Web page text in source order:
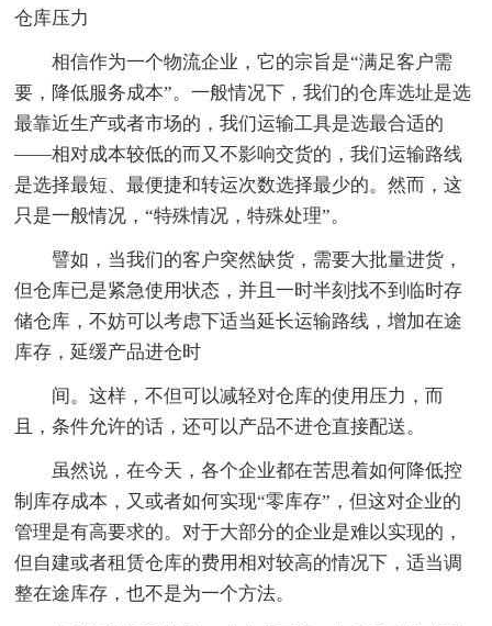
仓库压力
相信作为一个物流企业，它的宗旨是“满足客户需
要，降低服务成本”。一般情况下，我们的仓库选址是选
最靠近生产或者市场的，我们运输工具是选最合适的
——相对成本较低的而又不影响交货的，我们运输路线
是选择最短、最便捷和转运次数选择最少的。然而，这
只是一般情况，“特殊情况，特殊处理”。
譬如，当我们的客户突然缺货，需要大批量进货，
但仓库已是紧急使用状态，并且一时半刻找不到临时存
储仓库，不妨可以考虑下适当延长运输路线，增加在途
库存，延缓产品进仓时
间。这样，不但可以减轻对仓库的使用压力，而
且，条件允许的话，还可以产品不进仓直接配送。
虽然说，在今天，各个企业都在苦思着如何降低控
制库存成本，又或者如何实现“零库存”，但这对企业的
管理是有高要求的。对于大部分的企业是难以实现的，
但自建或者租赁仓库的费用相对较高的情况下，适当调
整在途库存，也不是为一个方法。